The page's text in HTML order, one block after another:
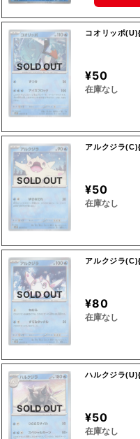
SOLD OUT
コオリッポ
¥50
在庫なし
SOLD OUT
アルクジラ
¥50
在庫なし
SOLD OUT
アルクジラ
¥80
在庫なし
SOLD OUT
ハルクジラ
¥50
在庫なし